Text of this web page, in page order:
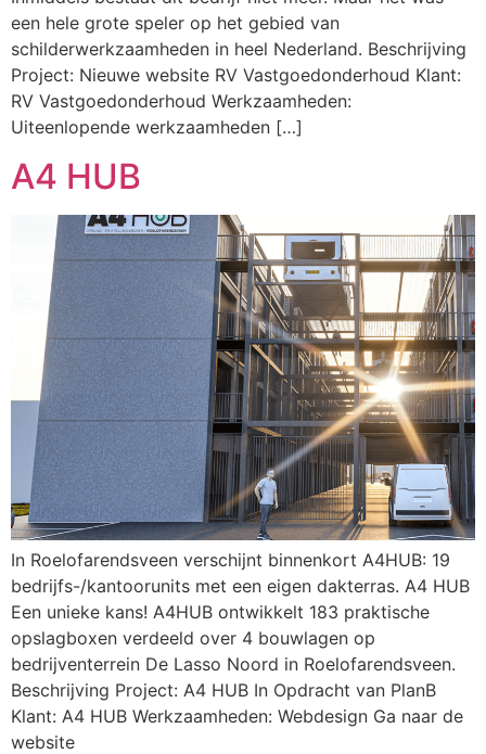
een hele grote speler op het gebied van
schilderwerkzaamheden in heel Nederland. Beschrijving
Project: Nieuwe website RV Vastgoedonderhoud Klant:
RV Vastgoedonderhoud Werkzaamheden:
Uiteenlopende werkzaamheden […]
A4 HUB
In Roelofarendsveen verschijnt binnenkort A4HUB: 19
bedrijfs-/kantoorunits met een eigen dakterras. A4 HUB
Een unieke kans! A4HUB ontwikkelt 183 praktische
opslagboxen verdeeld over 4 bouwlagen op
bedrijventerrein De Lasso Noord in Roelofarendsveen.
Beschrijving Project: A4 HUB In Opdracht van PlanB
Klant: A4 HUB Werkzaamheden: Webdesign Ga naar de
website